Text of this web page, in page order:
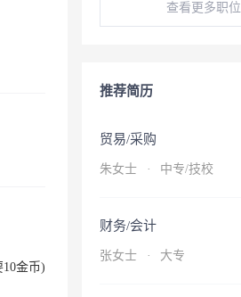
金币)
查看更多职位
推荐简历
贸易/采购
朱女士 · 中专/技校
财务/会计
张女士 · 大专